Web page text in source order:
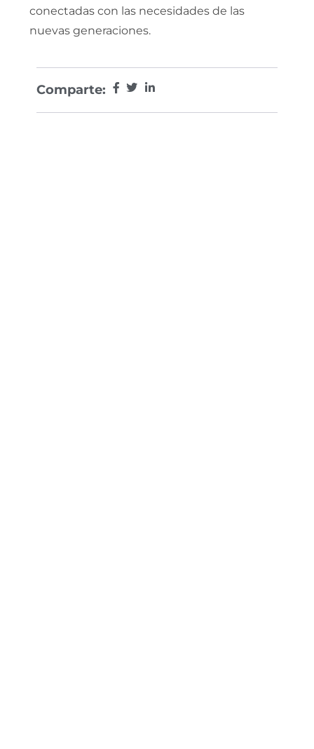
conectadas con las necesidades de las
nuevas generaciones.
Comparte: